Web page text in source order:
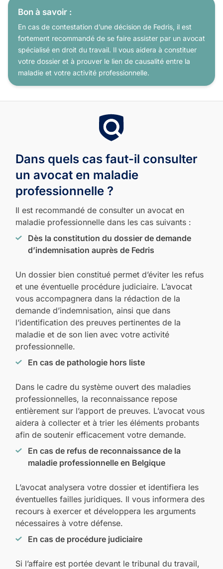
Bon à savoir :
En cas de contestation d’une décision de Fedris, il est
fortement recommandé de se faire assister par un avocat
spécialisé en droit du travail. Il vous aidera à constituer
votre dossier et à prouver le lien de causalité entre la
maladie et votre activité professionnelle.
Dans quels cas faut-il consulter
un avocat en maladie
professionnelle ?
Il est recommandé de consulter un avocat en
maladie professionnelle dans les cas suivants :
Dès la constitution du dossier de demande
d’indemnisation auprès de Fedris
Un dossier bien constitué permet d’éviter les refus
et une éventuelle procédure judiciaire. L’avocat
vous accompagnera dans la rédaction de la
demande d’indemnisation, ainsi que dans
l’identification des preuves pertinentes de la
maladie et de son lien avec votre activité
professionnelle.
En cas de pathologie hors liste
Dans le cadre du système ouvert des maladies
professionnelles, la reconnaissance repose
entièrement sur l’apport de preuves. L’avocat vous
aidera à collecter et à trier les éléments probants
afin de soutenir efficacement votre demande.
En cas de refus de reconnaissance de la
maladie professionnelle en Belgique
L’avocat analysera votre dossier et identifiera les
éventuelles failles juridiques. Il vous informera des
recours à exercer et développera les arguments
nécessaires à votre défense.
En cas de procédure judiciaire
Si l’affaire est portée devant le tribunal du travail,